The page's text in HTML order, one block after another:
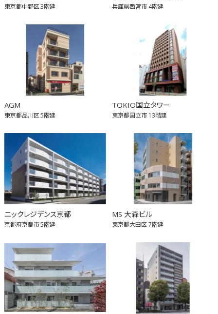
東京都中野区3階建 兵庫県西宮市 4階建
AGM
東京都品川区5階建
TOKIO国立タワー
東京都国立市 13階建
ニックレジデンス京都
京都府京都市5階建
MS 大森ビル
東京都大田区7階建